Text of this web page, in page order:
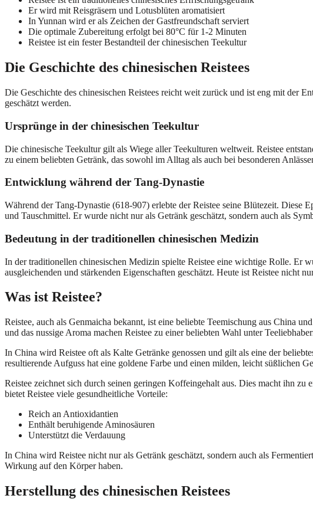
Er wird mit Reisgräsern und Lotusblüten aromatisiert
In Yunnan wird er als Zeichen der Gastfreundschaft serviert
Die optimale Zubereitung erfolgt bei 80°C für 1-2 Minuten
Reistee ist ein fester Bestandteil der chinesischen Teekultur
Die Geschichte des chinesischen Reistees
Die Geschichte des chinesischen Reistees reicht weit zurück und ist eng mit der
geschätzt werden.
Ursprünge in der chinesischen Teekultur
Die chinesische Teekultur gilt als Wiege aller Teekulturen weltweit. Reistee
zu einem beliebten Getränk, das sowohl im Alltag als auch bei besonderen
Entwicklung während der Tang-Dynastie
Während der Tang-Dynastie (618-907) erlebte der Reistee seine Blütezeit. Diese
und Tauschmittel. Er wurde nicht nur als Getränk geschätzt, sondern auch als
Bedeutung in der traditionellen chinesischen Medizin
In der traditionellen chinesischen Medizin spielte Reistee eine wichtige Rolle. Er
ausgleichenden und stärkenden Eigenschaften geschätzt. Heute ist Reistee nicht
Was ist Reistee?
Reistee, auch als Genmaicha bekannt, ist eine beliebte Teemischung aus China
und das nussige Aroma machen Reistee zu einer beliebten Wahl unter
In China wird Reistee oft als Kalte Getränke genossen und gilt als eine der
resultierende Aufguss hat eine goldene Farbe und einen milden, leicht süßlichen
Reistee zeichnet sich durch seinen geringen Koffeingehalt aus. Dies macht ihn
bietet Reistee viele gesundheitliche Vorteile:
Reich an Antioxidantien
Enthält beruhigende Aminosäuren
Unterstützt die Verdauung
In China wird Reistee nicht nur als Getränk geschätzt, sondern auch als
Wirkung auf den Körper haben.
Herstellung des chinesischen Reistees